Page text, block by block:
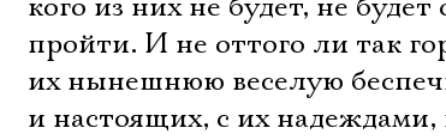
кого из них не будет, не
пройти. И не оттого ли так
их нынешнюю веселую
и настоящих, с их